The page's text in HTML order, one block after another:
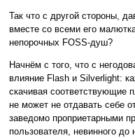
Так что с другой стороны,
вместе со всеми его
непорочных FOSS-душ?
Начнём с того, что с
влияние Flash и Silverlight:
скачивая соответствующие
не может не отдавать себе
заведомо проприетарными
пользователя, невинного до